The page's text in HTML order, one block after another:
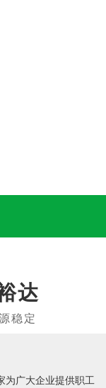
达
广大企业提供职工